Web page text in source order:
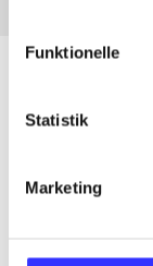
Funktionelle
Statistik
Marketing